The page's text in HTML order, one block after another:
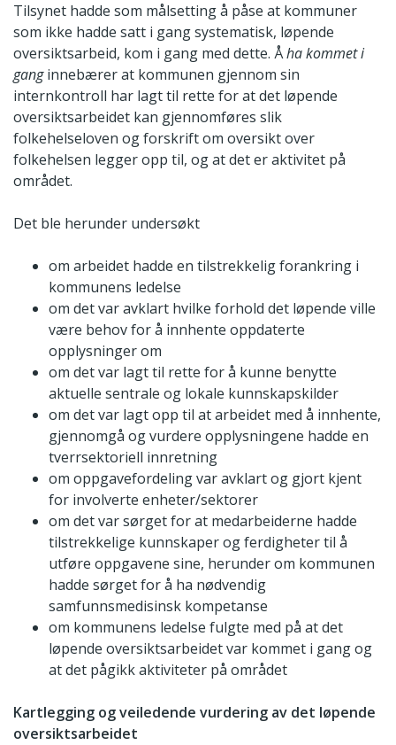
Tilsynet hadde som målsetting å påse at kommuner
som ikke hadde satt i gang systematisk, løpende
oversiktsarbeid, kom i gang med dette. Åha kommet i
ganginnebærer at kommunen gjennom sin
internkontroll har lagt til rette for at det løpende
oversiktsarbeidet kan gjennomføres slik
folkehelseloven og forskrift om oversikt over
folkehelsen legger opp til, og at det er aktivitet på
området.
Det ble herunder undersøkt
om arbeidet hadde en tilstrekkelig forankring i
kommunens ledelse
om det var avklart hvilke forhold det løpende ville
være behov for å innhente oppdaterte
opplysninger om
om det var lagt til rette for å kunne benytte
aktuelle sentrale og lokale kunnskapskilder
om det var lagt opp til at arbeidet med å innhente,
gjennomgå og vurdere opplysningene hadde en
tverrsektoriell innretning
om oppgavefordeling var avklart og gjort kjent
for involverte enheter/sektorer
om det var sørget for at medarbeiderne hadde
tilstrekkelige kunnskaper og ferdigheter til å
utføre oppgavene sine, herunder om kommunen
hadde sørget for å ha nødvendig
samfunnsmedisinsk kompetanse
om kommunens ledelse fulgte med på at det
løpende oversiktsarbeidet var kommet i gang og
at det pågikk aktiviteter på området
Kartlegging og veiledende vurdering av det løpende
oversiktsarbeidet